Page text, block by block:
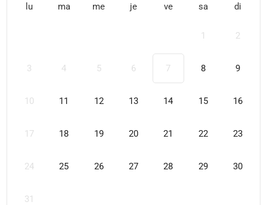
lu ma me je ve sa di
1 2
3 4 5 6 7 8 9
10 11 12 13 14 15 16
17 18 19 20 21 22 23
24 25 26 27 28 29 30
31